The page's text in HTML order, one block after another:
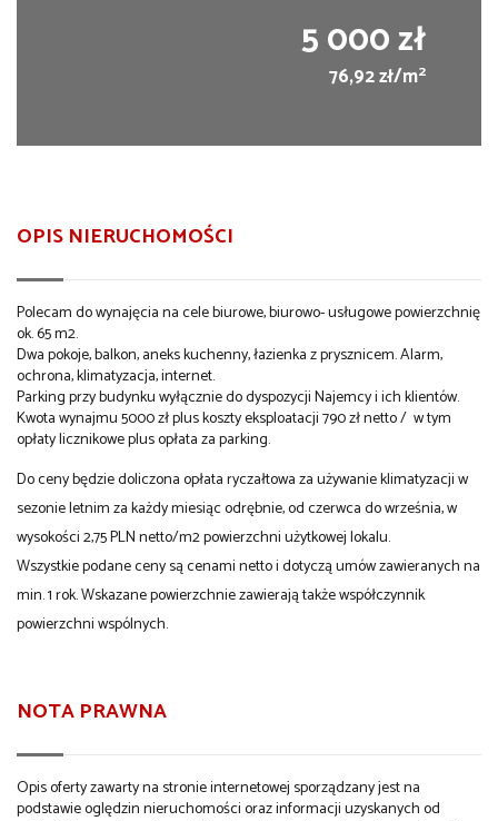
5 000 zł
76,92 zł/m2
OPIS NIERUCHOMOŚCI
Polecam do wynajęcia na cele biurowe, biurowo- usługowe powierzchnię
ok. 65 m2.
Dwa pokoje, balkon, aneks kuchenny, łazienka z prysznicem. Alarm,
ochrona, klimatyzacja, internet.
Parking przy budynku wyłącznie do dyspozycji Najemcy i ich klientów.
Kwota wynajmu 5000 zł plus koszty eksploatacji 790 zł netto / w tym
opłaty licznikowe plus opłata za parking.
Do ceny będzie doliczona opłata ryczałtowa za używanie klimatyzacji w
sezonie letnim za każdy miesiąc odrębnie, od czerwca do września, w
wysokości 2,75 PLN netto/m2 powierzchni użytkowej lokalu.
Wszystkie podane ceny są cenami netto i dotyczą umów zawieranych na
min. 1 rok. Wskazane powierzchnie zawierają także współczynnik
powierzchni wspólnych.
NOTA PRAWNA
Opis oferty zawarty na stronie internetowej sporządzany jest na
podstawie oględzin nieruchomości oraz informacji uzyskanych od